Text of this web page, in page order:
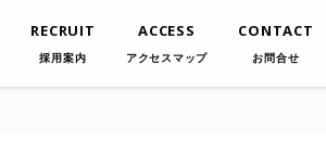
RECRUIT
採用案内
ACCESS
アクセスマップ
CONTACT
お問合せ